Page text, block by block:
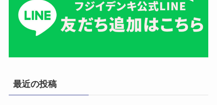
最近の投稿